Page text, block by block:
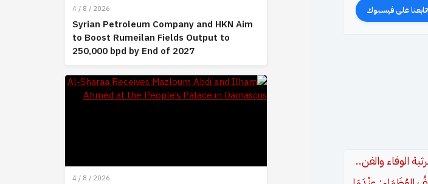
تابعنا على فيسبوك 4 / 8 / 2026
Syrian Petroleum Company and HKN Aim
to Boost Rumeilan Fields Output to
250,000 bpd by End of 2027
4 / 8 / 2026